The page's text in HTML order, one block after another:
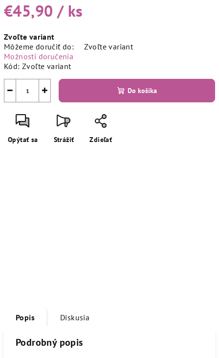
€45,90 / ks
cena:
Zvoľte variant
Môžeme doručiť do:
Zvoľte variant
Možnosti doručenia
Kód: Zvoľte variant
+
− Do košíka
Opýtať sa Strážiť Zdieľať
Popis Diskusia
Podrobný popis